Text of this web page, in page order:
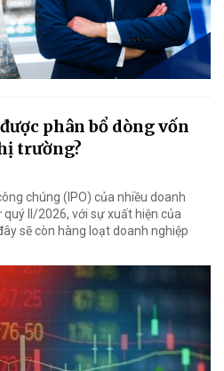
phân bổ dòng vốn
trường?
chúng (IPO) của nhiều doanh
II/2026, với sự xuất hiện của
sẽ còn hàng loạt doanh nghiệp